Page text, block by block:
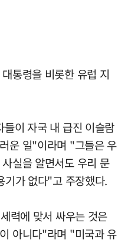
통령을 비롯한 유럽 지
이 자국 내 급진 이슬람
운 일"이라며 "그들은 우
실을 알면서도 우리 문
기가 없다"고 주장했다.
력에 맞서 싸우는 것은
아니다"라며 "미국과 유